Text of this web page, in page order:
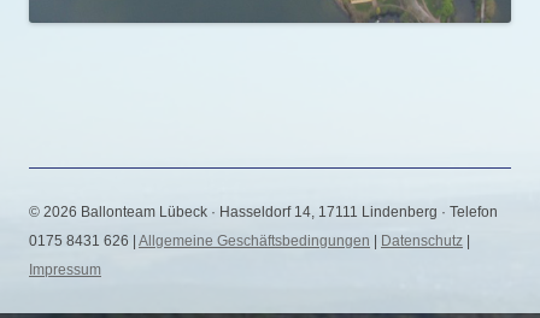
© 2026 Ballonteam Lübeck · Hasseldorf 14, 17111 Lindenberg · Telefon
0175 8431 626 | Allgemeine Geschäftsbedingungen Datenschutz
Impressum